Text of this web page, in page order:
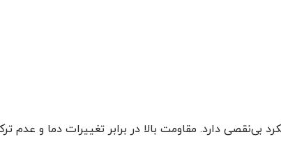
بی‌نقصی دارد. مقاومت بالا در برابر تغییرات دما و